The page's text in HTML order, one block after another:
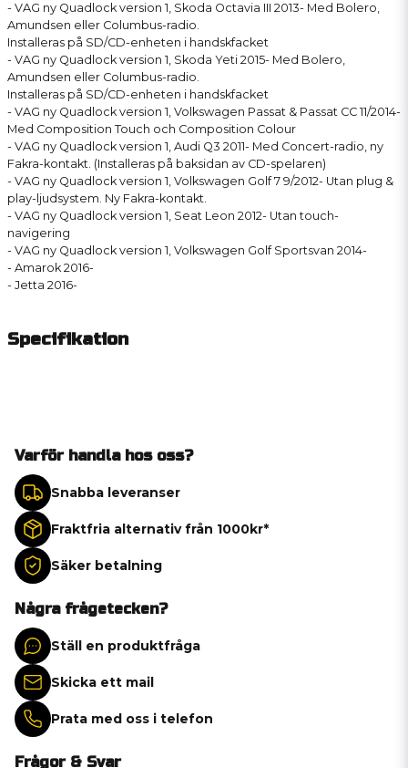
- VAG ny Quadlock version 1, Skoda Octavia III 2013- Med Bolero,
Amundsen eller Columbus-radio.
Installeras på SD/CD-enheten i handskfacket
- VAG ny Quadlock version 1, Skoda Yeti 2015- Med Bolero,
Amundsen eller Columbus-radio.
Installeras på SD/CD-enheten i handskfacket
- VAG ny Quadlock version 1, Volkswagen Passat & Passat CC 11/2014-
Med Composition Touch och Composition Colour
- VAG ny Quadlock version 1, Audi Q3 2011- Med Concert-radio, ny
Fakra-kontakt. (Installeras på baksidan av CD-spelaren)
- VAG ny Quadlock version 1, Volkswagen Golf 7 9/2012- Utan plug &
play-ljudsystem. Ny Fakra-kontakt.
- VAG ny Quadlock version 1, Seat Leon 2012- Utan touch-
navigering
- VAG ny Quadlock version 1, Volkswagen Golf Sportsvan 2014-
- Amarok 2016-
- Jetta 2016-
Specifikation
Varför handla hos oss?
Snabba leveranser
Fraktfria alternativ från 1000kr*
Säker betalning
Några frågetecken?
Ställ en produktfråga
Skicka ett mail
Prata med oss i telefon
Frågor & Svar